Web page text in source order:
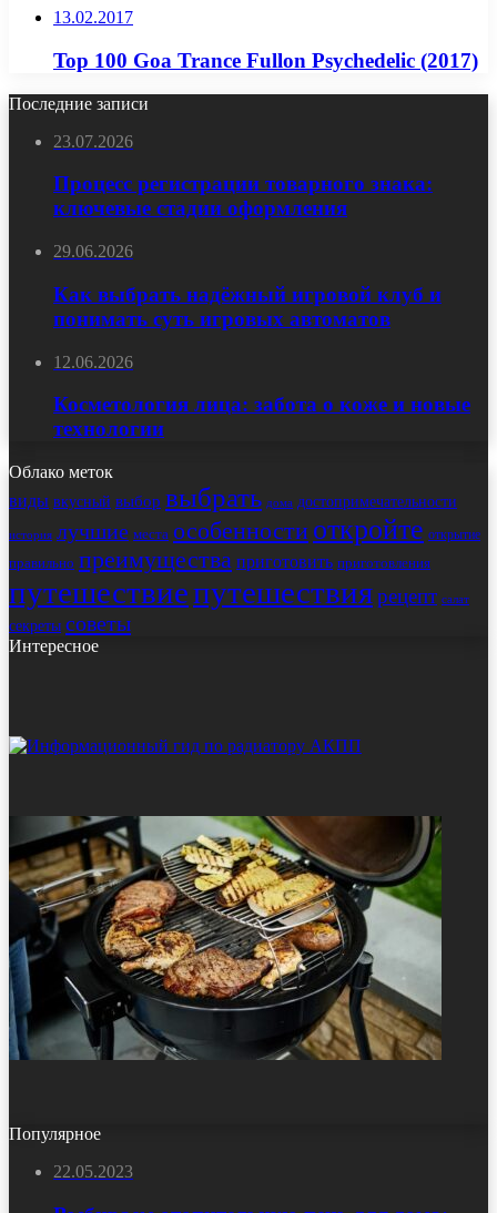
13.02.2017
Top 100 Goa Trance Fullon Psychedelic (2017)
Последние записи
23.07.2026
Процесс регистрации товарного знака:
ключевые стадии оформления
29.06.2026
Как выбрать надёжный игровой клуб и
понимать суть игровых автоматов
12.06.2026
Косметология лица: забота о коже и новые
технологии
Облако меток
виды вкусный выбор выбрать дома достопримечательности
история лучшие места особенности откройте открытие
правильно преимущества приготовить приготовления
путешествиепутешествиярецепт салат
секреты советы
Интересное
Популярное
22.05.2023